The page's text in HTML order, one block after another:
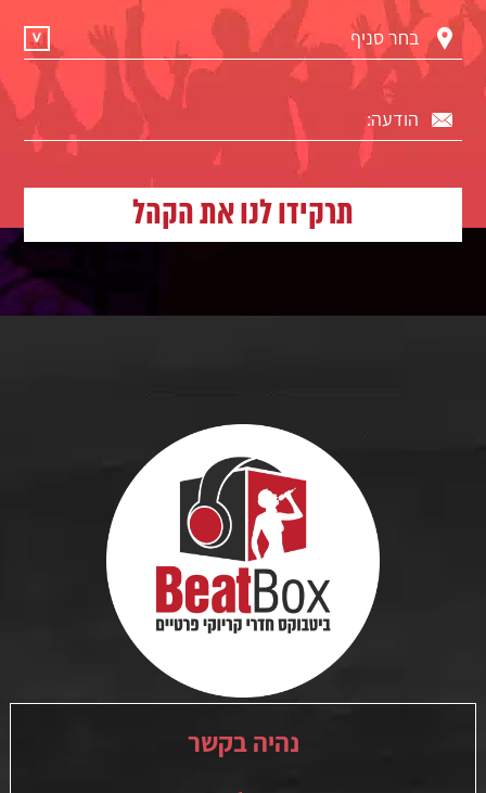
נהיה בקשר